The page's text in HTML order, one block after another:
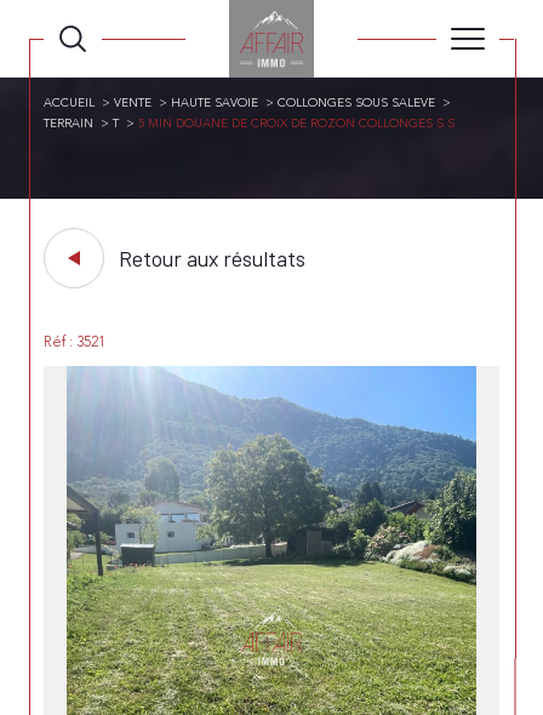
ACCUEIL VENTE HAUTE SAVOIE
COLLONGES SOUS SALEVE
TERRAIN
T 5 MIN DOUANE DE CROIX DE ROZON COLLONGES S S
Retour aux résultats
Réf : 3521